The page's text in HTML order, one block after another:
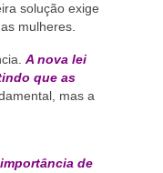
solução exige
mulheres.
A nova lei
que as
mas a
de